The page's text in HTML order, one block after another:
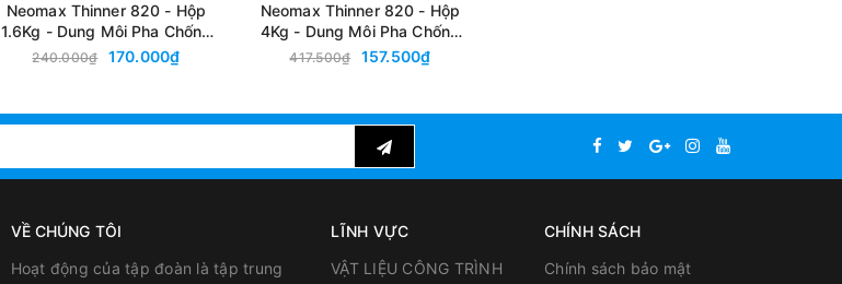
Neomax Thinner 820 - Hộp
1.6Kg - Dung Môi Pha Chống
Thấm Gốc Polyurethane, Tăng
240.000₫ 170.000₫
Neomax Thinner 820 - Hộp
4Kg - Dung Môi Pha Chống
Thấm Gốc Polyurethane, Tăng
417.500₫ 157.500₫
VỀ CHÚNG TÔI
Hoạt động của tập đoàn là tập trung
LĨNH VỰC
VẬT LIỆU CÔNG TRÌNH
CHÍNH SÁCH
Chính sách bảo mật